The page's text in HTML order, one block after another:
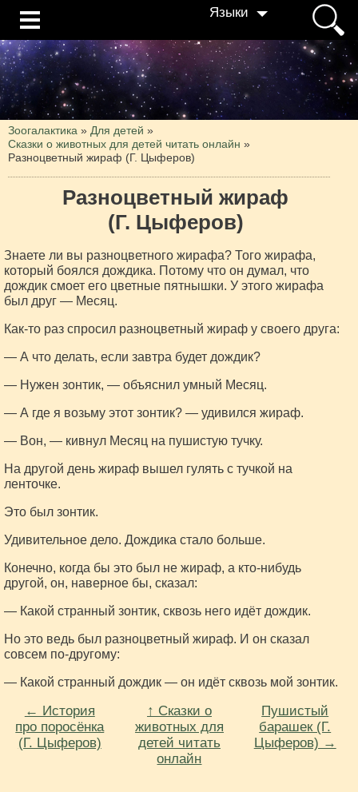
Языки
Зоогалактика » Для детей »
Сказки о животных для детей читать онлайн »
Разноцветный жираф (Г. Цыферов)
Разноцветный жираф
(Г. Цыферов)
Знаете ли вы разноцветного жирафа? Того жирафа,
который боялся дождика. Потому что он думал, что
дождик смоет его цветные пятнышки. У этого жирафа
был друг — Месяц.
Как-то раз спросил разноцветный жираф у своего друга:
— А что делать, если завтра будет дождик?
— Нужен зонтик, — объяснил умный Месяц.
— А где я возьму этот зонтик? — удивился жираф.
— Вон, — кивнул Месяц на пушистую тучку.
На другой день жираф вышел гулять с тучкой на
ленточке.
Это был зонтик.
Удивительное дело. Дождика стало больше.
Конечно, когда бы это был не жираф, а кто-нибудь
другой, он, наверное бы, сказал:
— Какой странный зонтик, сквозь него идёт дождик.
Но это ведь был разноцветный жираф. И он сказал
совсем по-другому:
— Какой странный дождик — он идёт сквозь мой зонтик.
← История
про поросёнка
(Г. Цыферов)
↑ Сказки о
животных для
детей читать
онлайн
Пушистый
барашек (Г.
Цыферов) →